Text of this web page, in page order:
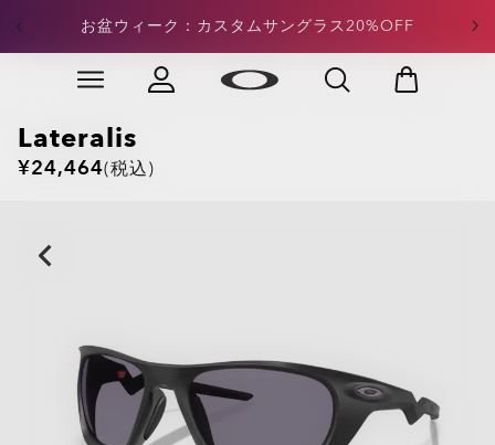
Skip to
お盆ウィーク：カスタムサングラス20%OFF
定価アパレル：合計¥15,000以上のご注文で20%OFFが
適用
Slide 3 of 4. 定価アパレル：合計¥15,000以上のご注文で
Lateralis
¥24,464(税込)